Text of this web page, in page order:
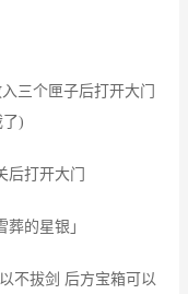
个匣子后打开大门
)
打开大门
的星银」
拔剑 后方宝箱可以